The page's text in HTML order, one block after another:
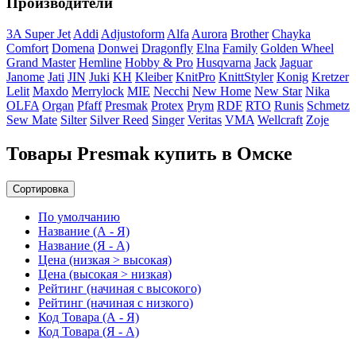
3A Super Jet Addi Adjustoform Alfa Aurora Brother Chayka
Comfort Domena Donwei Dragonfly Elna Family Golden Wheel
Grand Master Hemline Hobby & Pro Husqvarna Jack Jaguar
Janome Jati JIN Juki KH Kleiber KnitPro KnittStyler Konig Kretzer
Lelit Maxdo Merrylock MIE Necchi New Home New Star Nika
OLFA Organ Pfaff Presmak Protex Prym RDF RTO Runis Schmetz
Sew Mate Silter Silver Reed Singer Veritas VMA Wellcraft Zoje
Товары Presmak купить в Омске
Сортировка
По умолчанию
Название (А - Я)
Название (Я - А)
Цена (низкая > высокая)
Цена (высокая > низкая)
Рейтинг (начиная с высокого)
Рейтинг (начиная с низкого)
Код Товара (А - Я)
Код Товара (Я - А)